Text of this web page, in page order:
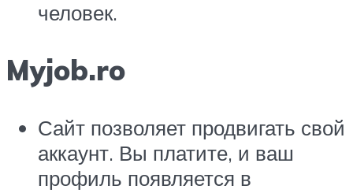
человек.
Myjob.ro
Сайт позволяет продвигать свой
аккаунт. Вы платите, и ваш
профиль появляется в